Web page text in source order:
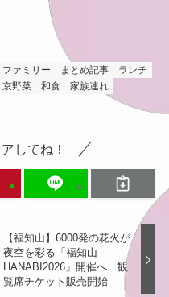
ファミリー まとめ記事
ランチ
京野菜 和食
家族連れ
してね！
【福知山】6000発の花火が
夜空を彩る「福知山
HANABI2026」開催へ 観
覧席チケット販売開始